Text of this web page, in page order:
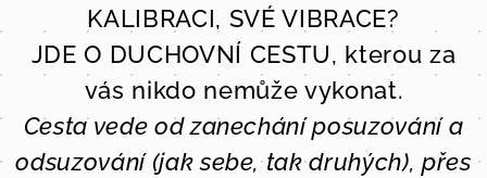
KALIBRACI, SVÉ VIBRACE?
JDE O DUCHOVNÍ CESTU, kterou za
vás nikdo nemůže vykonat.
Cesta vede od zanechání posuzování a
odsuzování (jak sebe, tak druhých), přes